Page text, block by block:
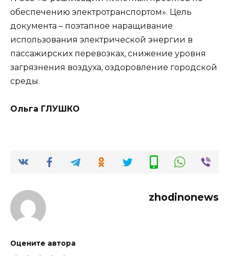
обеспечению электротранспортом». Цель
документа – поэтапное наращивание
использования электрической энергии в
пассажирских перевозках, снижение уровня
загрязнения воздуха, оздоровление городской
среды.
Ольга ГЛУШКО
zhodinonews
Оцените автора